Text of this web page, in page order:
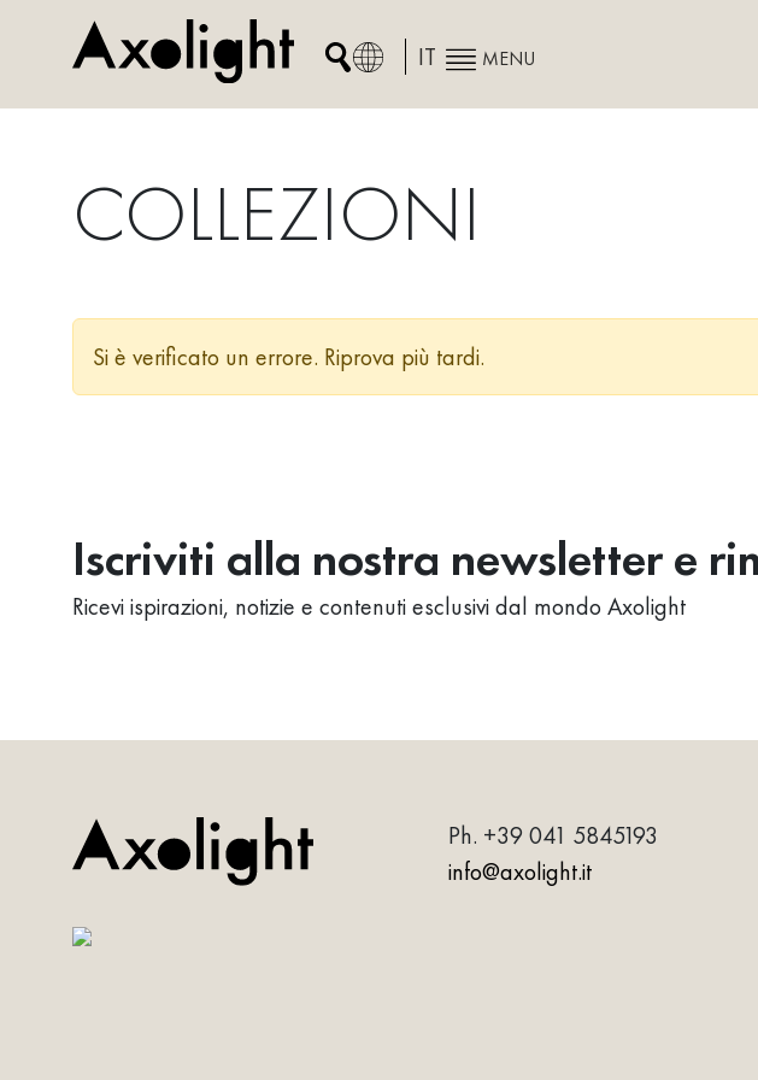
IT MENU
COLLEZIONI
Si è verificato un errore. Riprova più tardi.
Iscriviti alla nostra newsletter e
Ricevi ispirazioni, notizie e contenuti esclusivi dal mondo Axolight
Ph. +39 041 5845193
info@axolight.it